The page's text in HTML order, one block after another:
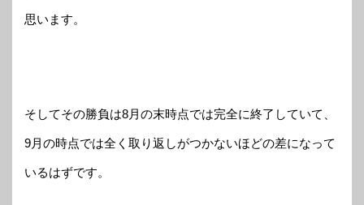
思います。
そしてその勝負は8月の末時点では完全に終了していて、
9月の時点では全く取り返しがつかないほどの差になって
いるはずです。